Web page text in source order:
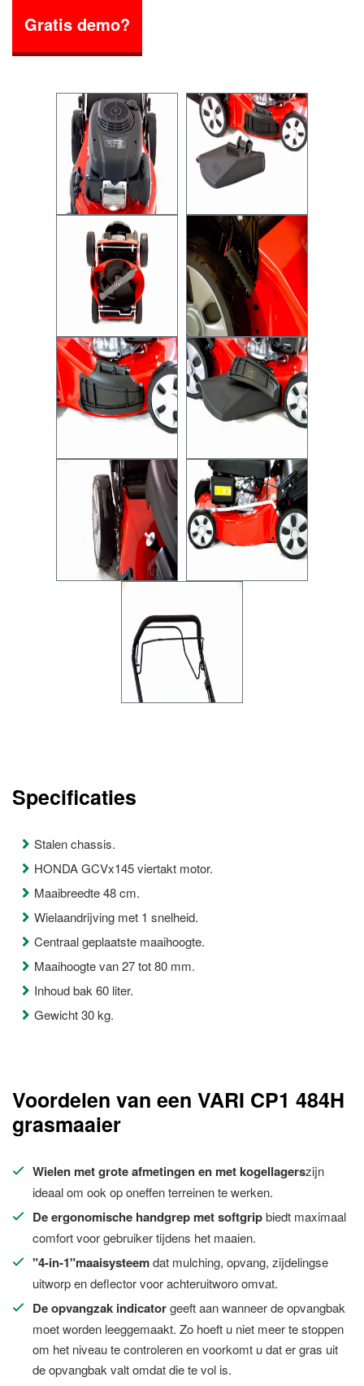
Gratis demo?
Specificaties
Stalen chassis.
HONDA GCVx145 viertakt motor.
Maaibreedte 48 cm.
Wielaandrijving met 1 snelheid.
Centraal geplaatste maaihoogte.
Maaihoogte van 27 tot 80 mm.
Inhoud bak 60 liter.
Gewicht 30 kg.
Voordelen van een VARI CP1 484H
grasmaaier
Wielen met grote afmetingen en met kogellagerszijn
ideaal om ook op oneffen terreinen te werken.
De ergonomische handgrep met softgripbiedt maximaal
comfort voor gebruiker tijdens het maaien.
"4-in-1"maaisysteemdat mulching, opvang, zijdelingse
uitworp en deflector voor achteruitworo omvat.
De opvangzak indicatorgeeft aan wanneer de opvangbak
moet worden leeggemaakt. Zo hoeft u niet meer te stoppen
om het niveau te controleren en voorkomt u dat er gras uit
de opvangbak valt omdat die te vol is.